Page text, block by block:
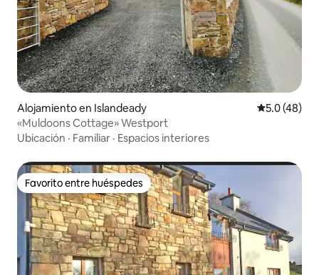
Alojamiento en Islandeady Calificación
5.0 (48)
«Muldoons Cottage» Westport
Ubicación · Familiar · Espacios interiores
Favorito entre huéspedes
Favorito entre huéspedes